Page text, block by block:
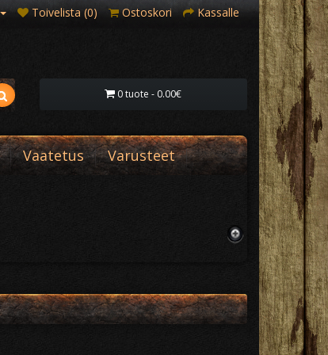
Toivelista (0) Ostoskori Kassalle
0 tuote - 0.00€
Vaatetus Varusteet